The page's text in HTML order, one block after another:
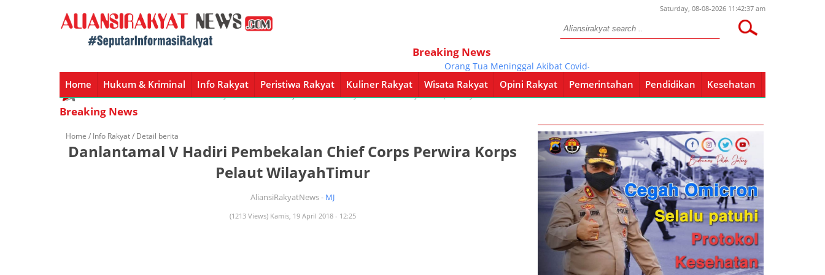
Saturday, 08-08-2026 11:42:37 am
Breaking News
Orang Tua Meninggal Akibat Covid-19, Puluhan Yatim-piatu Jadi Anak Asuh Polres Tuban
Home Hukum & Kriminal Info Rakyat Peristiwa Rakyat Kuliner Rakyat Wisata Rakyat Opini Rakyat Pemerintahan Pendidikan Kesehatan
Home Hukum & Kriminal Info Rakyat Peristiwa Rakyat Kuliner Rakyat Wisata Rakyat Opini Rakyat Pemerintahan Pendidikan Kesehatan
Breaking News
Home / Info Rakyat/ Detail berita
Danlantamal V Hadiri Pembekalan Chief Corps Perwira Korps
Pelaut WilayahTimur
AliansiRakyatNews - MJ
(1213 Views) Kamis, 19 April 2018 - 12:25